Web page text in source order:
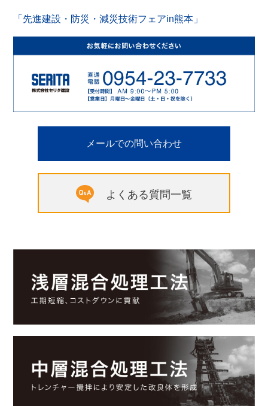
「先進建設・防災・減災技術フェアin熊本」
メールでの問い合わせ
よくある質問一覧